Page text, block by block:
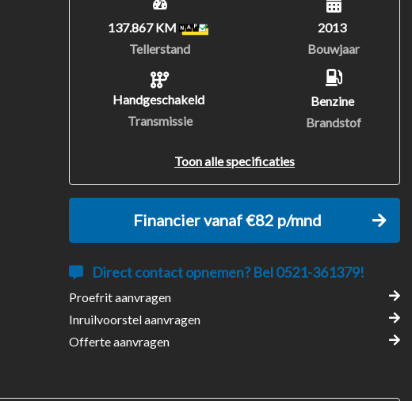
137.867 KM
Tellerstand
Handgeschakeld
Transmissie
2013
Bouwjaar
Benzine
Brandstof
Toon alle specificaties
Financier vanaf €82 p/mnd
Direct contact opnemen? Bel 0521-361379!
Proefrit aanvragen
Inruilvoorstel aanvragen
Offerte aanvragen